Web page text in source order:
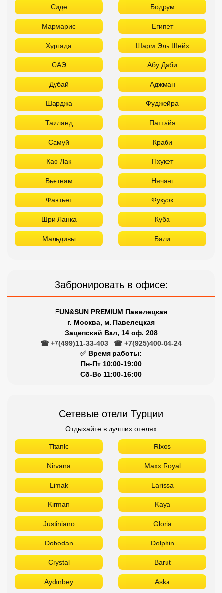
Шарджа Фуджейра
Таиланд Паттайя
Самуй Краби
Као Лак Пхукет
Вьетнам Нячанг
Фантьет Фукуок
Шри Ланка Куба
Мальдивы Бали
Забронировать в офисе:
FUN&SUN PREMIUM Павелецкая
г. Москва, м. Павелецкая
Зацепский Вал, 14 оф. 208
☎ +7(499)11-33-403
☎ +7(925)400-04-24
Сетевые отели Турции
Отдыхайте в лучших отелях
Titanic
Justiniano Gloria
Dobedan Delphin
Crystal Barut
Aydınbey Aska
Armas Akra
Akka
Сетевые отели Египта
Отдыхайте в лучших отелях